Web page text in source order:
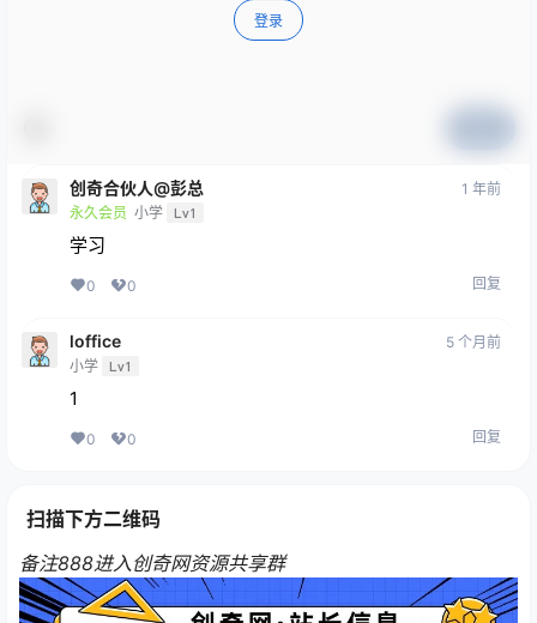
登录
创奇合伙人@彭总
永久会员 小学 Lv1
1 年前
学习
0 0 回复
loffice
小学 Lv1
5 个月前
1
0 0 回复
扫描下方二维码
备注888进入创奇网资源共享群